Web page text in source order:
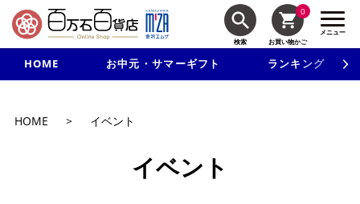
検索
0
お買い物かご
メニュー
HOME お中元・サマーギフト ランキング
新規入会で3千円以上で使える500円クーポンを進呈！
HOME > イベント
イベント